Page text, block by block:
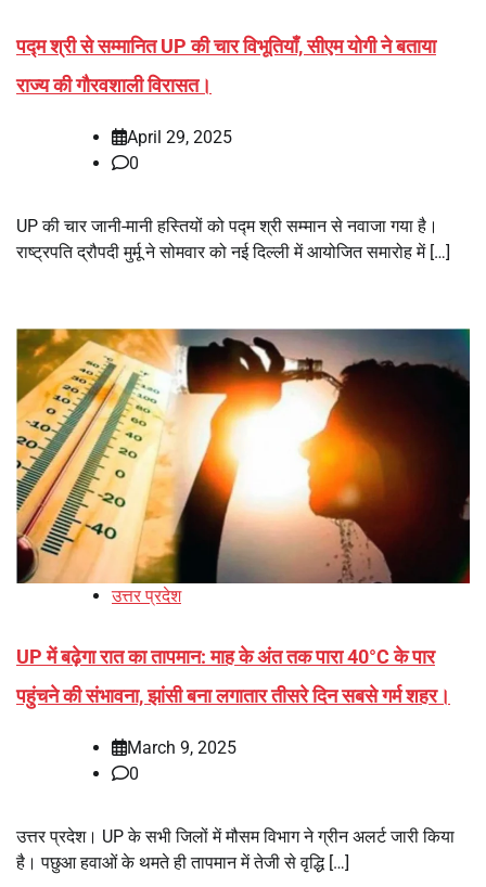
पद्म श्री से सम्मानित UP की चार विभूतियाँ, सीएम योगी ने बताया
राज्य की गौरवशाली विरासत।
April 29, 2025
0
UP की चार जानी-मानी हस्तियों को पद्म श्री सम्मान से नवाजा गया है।
राष्ट्रपति द्रौपदी मुर्मू ने सोमवार को नई दिल्ली में आयोजित समारोह में […]
उत्तर प्रदेश
UP में बढ़ेगा रात का तापमान: माह के अंत तक पारा 40°C के पार
पहुंचने की संभावना, झांसी बना लगातार तीसरे दिन सबसे गर्म शहर।
March 9, 2025
0
उत्तर प्रदेश। UP के सभी जिलों में मौसम विभाग ने ग्रीन अलर्ट जारी किया
है। पछुआ हवाओं के थमते ही तापमान में तेजी से वृद्धि […]